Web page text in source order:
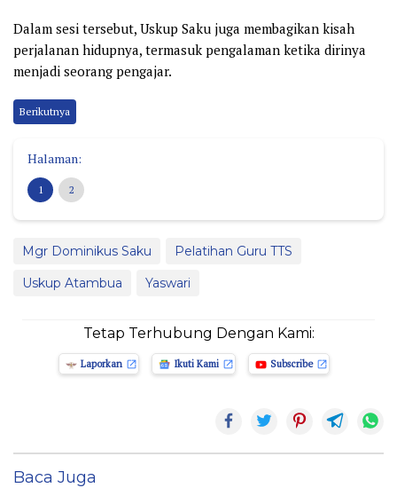
Dalam sesi tersebut, Uskup Saku juga membagikan kisah
perjalanan hidupnya, termasuk pengalaman ketika dirinya
menjadi seorang pengajar.
Berikutnya
Halaman:
1 2
Mgr Dominikus Saku
Pelatihan Guru TTS
Uskup Atambua
Yaswari
Tetap Terhubung Dengan Kami:
Laporkan Ikuti Kami Subscribe
Baca Juga